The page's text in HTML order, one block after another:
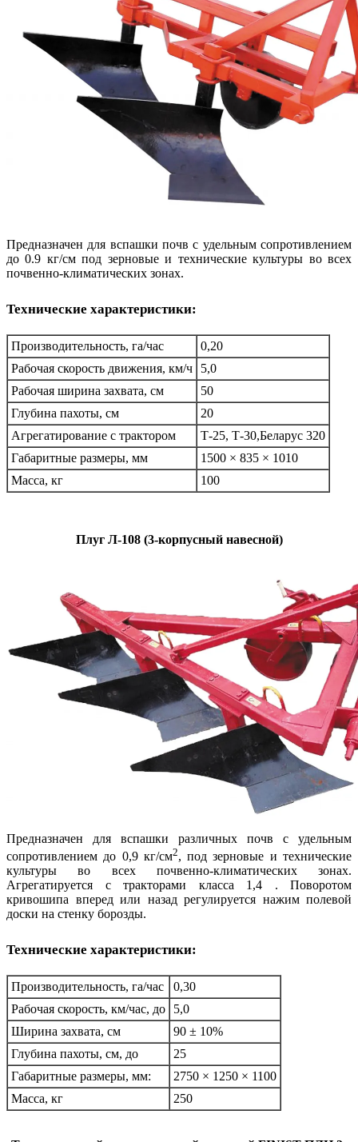
Предназначен для вспашки почв с удельным сопротивлением
до 0.9 кг/см под зерновые и технические культуры во всех
почвенно-климатических зонах.
Технические характеристики:
Производительность, га/час
0,20
Рабочая скорость движения, км/ч
5,0
Рабочая ширина захвата, см
50
Глубина пахоты, см
20
Агрегатирование с трактором
Т-25, Т-30,Беларус 320
Габаритные размеры, мм
1500 × 835 × 1010
Масса, кг
100
Плуг Л-108 (3-корпусный навесной)
Предназначен для вспашки различных почв с удельным
сопротивлением до 0,9 кг/см2, под зерновые и технические
культуры во всех почвенно-климатических зонах.
Агрегатируется с тракторами класса 1,4 . Поворотом
кривошипа вперед или назад регулируется нажим полевой
доски на стенку борозды.
Технические характеристики:
Производительность, га/час
0,30
Рабочая скорость, км/час, до
5,0
Ширина захвата, см
90 ± 10%
Глубина пахоты, см, до
25
Габаритные размеры, мм:
2750 × 1250 × 1100
Масса, кг
250